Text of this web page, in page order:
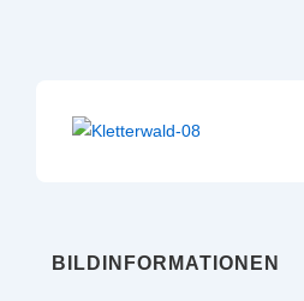
BILDINFORMATIONEN